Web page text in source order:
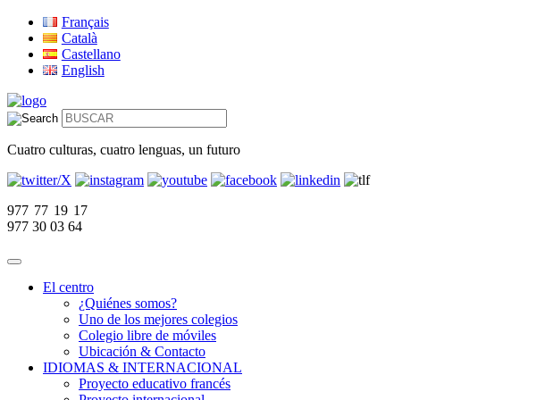
Français
Català
Castellano
English
Cuatro culturas, cuatro lenguas, un futuro
977 77 19 17
977 30 03 64
El centro
¿Quiénes somos?
Uno de los mejores colegios
Colegio libre de móviles
Ubicación & Contacto
IDIOMAS & INTERNACIONAL
Proyecto educativo francés